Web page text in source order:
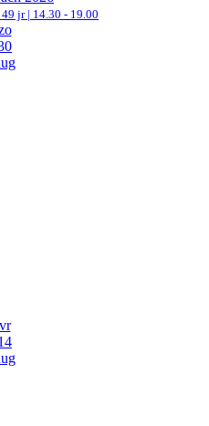
jr | 14.30 - 19.00
vr